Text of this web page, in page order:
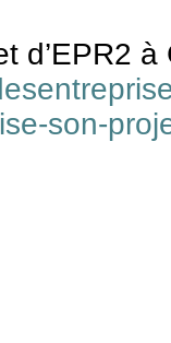
d’EPR2 à
son-